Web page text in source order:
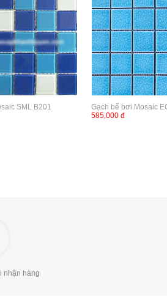
SML B201
Gạch bể bơi Mosaic
585,000 đ
nhận hàng